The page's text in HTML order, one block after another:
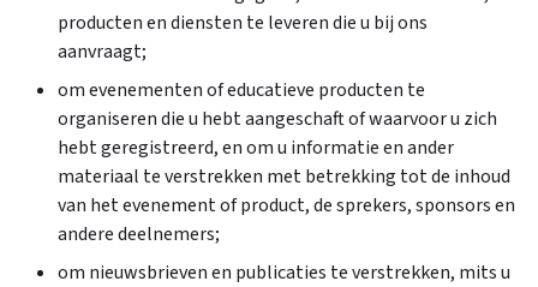
producten en diensten te leveren die u bij ons
aanvraagt;
om evenementen of educatieve producten te
organiseren die u hebt aangeschaft of waarvoor u zich
hebt geregistreerd, en om u informatie en ander
materiaal te verstrekken met betrekking tot de inhoud
van het evenement of product, de sprekers, sponsors en
andere deelnemers;
om nieuwsbrieven en publicaties te verstrekken, mits u